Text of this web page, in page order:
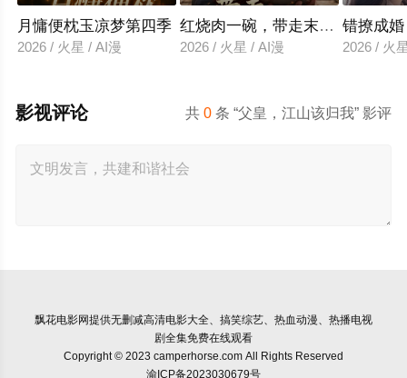
月慵便枕玉凉梦第四季
2026 / 火星 / AI漫
红烧肉一碗，带走末日战神
2026 / 火星 / AI漫
错撩成婚
2026 / 火
共0 条 “父皇，江山该归我” 影评
影视评论
飘花电影网提供无删减高清电影大全、搞笑综艺、热血动漫、热播电视
剧全集免费在线观看
Copyright © 2023 camperhorse.com All Rights Reserved
渝ICP备2023030679号